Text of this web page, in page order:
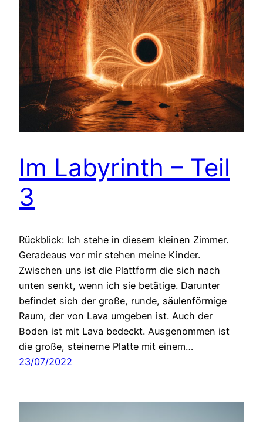
Im Labyrinth – Teil
3
Rückblick: Ich stehe in diesem kleinen Zimmer.
Geradeaus vor mir stehen meine Kinder.
Zwischen uns ist die Plattform die sich nach
unten senkt, wenn ich sie betätige. Darunter
befindet sich der große, runde, säulenförmige
Raum, der von Lava umgeben ist. Auch der
Boden ist mit Lava bedeckt. Ausgenommen ist
die große, steinerne Platte mit einem…
23/07/2022